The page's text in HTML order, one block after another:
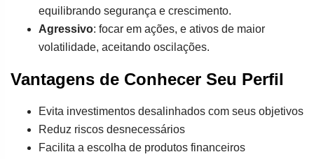
equilibrando segurança e crescimento.
Agressivo: focar em ações, e ativos de maior
volatilidade, aceitando oscilações.
Vantagens de Conhecer Seu Perfil
Evita investimentos desalinhados com seus objetivos
Reduz riscos desnecessários
Facilita a escolha de produtos financeiros